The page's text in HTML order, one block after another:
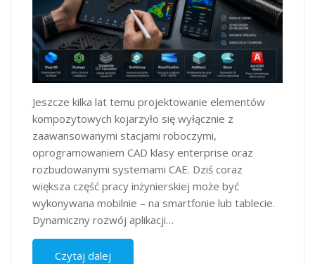
Jeszcze kilka lat temu projektowanie elementów
kompozytowych kojarzyło się wyłącznie z
zaawansowanymi stacjami roboczymi,
oprogramowaniem CAD klasy enterprise oraz
rozbudowanymi systemami CAE. Dziś coraz
większa część pracy inżynierskiej może być
wykonywana mobilnie – na smartfonie lub tablecie.
Dynamiczny rozwój aplikacji…
Czytaj dalej